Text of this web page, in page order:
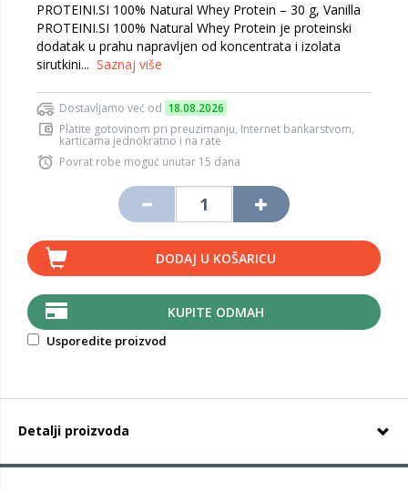
PROTEINI.SI 100% Natural Whey Protein – 30 g, Vanilla
PROTEINI.SI 100% Natural Whey Protein je proteinski
dodatak u prahu napravljen od koncentrata i izolata
sirutkini... Saznaj više
Dostavljamo već od 18.08.2026
Platite gotovinom pri preuzimanju, Internet bankarstvom,
karticama jednokratno i na rate
Povrat robe moguć unutar 15 dana
DODAJ U KOŠARICU
KUPITE ODMAH
Usporedite proizvod
Detalji proizvoda